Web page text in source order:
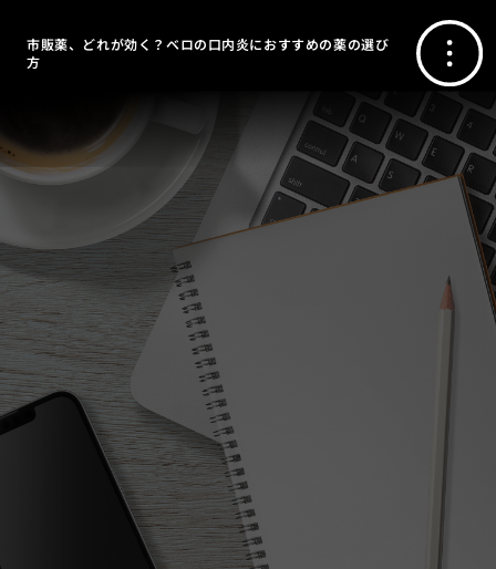
市販薬、どれが効く？ベロの口内炎におすすめの薬の選び
方